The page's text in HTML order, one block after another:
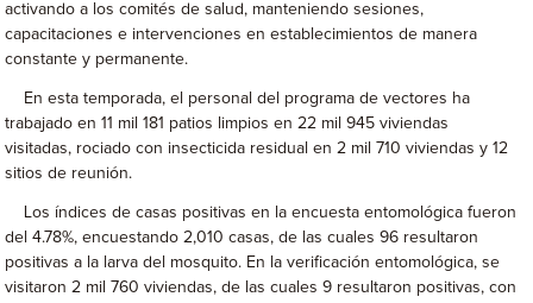
activando a los comités de salud, manteniendo sesiones,
capacitaciones e intervenciones en establecimientos de manera
constante y permanente.
En esta temporada, el personal del programa de vectores ha
trabajado en 11 mil 181 patios limpios en 22 mil 945 viviendas
visitadas, rociado con insecticida residual en 2 mil 710 viviendas y 12
sitios de reunión.
Los índices de casas positivas en la encuesta entomológica fueron
del 4.78%, encuestando 2,010 casas, de las cuales 96 resultaron
positivas a la larva del mosquito. En la verificación entomológica, se
visitaron 2 mil 760 viviendas, de las cuales 9 resultaron positivas, con